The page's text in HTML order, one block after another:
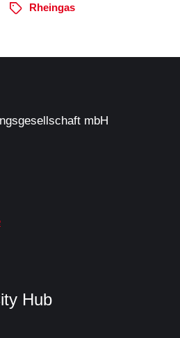
Rheingas
mbH
Hub